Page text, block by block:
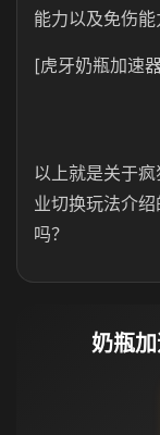
能力以及免伤能
[虎牙奶瓶加速
以上就是关于
业切换玩法介
吗？
奶瓶